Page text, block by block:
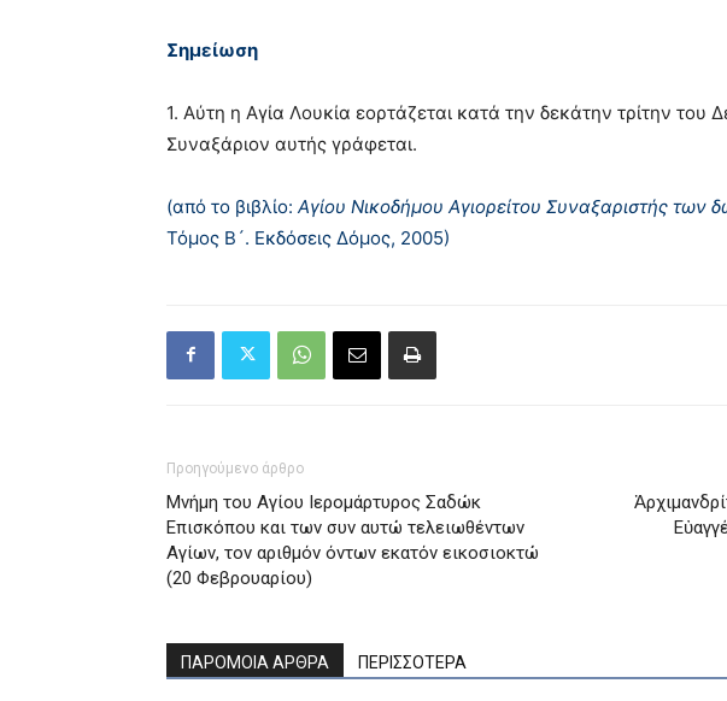
Σημείωση
1. Aύτη η Aγία Λουκία εορτάζεται κατά την δεκάτην τρίτην του
Συναξάριον αυτής γράφεται.
(από το βιβλίο: Αγίου Νικοδήμου Αγιορείτου Συναξαριστής των
Τόμος Β´. Εκδόσεις Δόμος, 2005)
Προηγούμενο άρθρο
Μνήμη του Aγίου Iερομάρτυρος Σαδώκ
Eπισκόπου και των συν αυτώ τελειωθέντων
Aγίων, τον αριθμόν όντων εκατόν εικοσιοκτώ
(20 Φεβρουαρίου)
ΠΑΡΟΜΟΙΑ ΑΡΘΡΑ ΠΕΡΙΣΣΟΤΕΡΑ